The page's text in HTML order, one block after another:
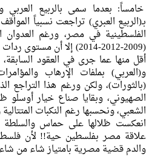
خامساً: بعدما سمى بالربيع
بـ(الربيع العبري) تراجعت نسبياً
الفلسطينية في مصر، ورغم العدوان
(2009-2012-2014) إلا أن
أقل منها عما جرى في العقود
و(العربي) بملفات الإرهاب
(بالثورات)، ولكن ورغم هذا التراجع
الصهيوني، وبقايا صناع خيار
الشعبي، ونحسبها رغم النكبات
انعكست ظلالها على حماس
علاقة مصر بفلسطين حية!! لأن
والدم قضية مصرية بامتياز شاء من